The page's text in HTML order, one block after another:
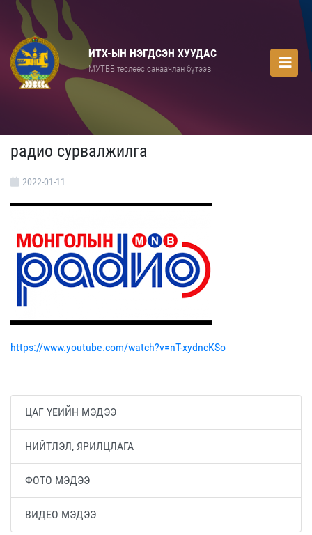
ИТХ-ЫН НЭГДСЭН ХУУДАС
МУТББ төслөөс санаачлан бүтээв.
радио сурвалжилга
2022-01-11
https://www.youtube.com/watch?v=nT-xydncKSo
ЦАГ ҮЕИЙН МЭДЭЭ
НИЙТЛЭЛ, ЯРИЛЦЛАГА
ФОТО МЭДЭЭ
ВИДЕО МЭДЭЭ